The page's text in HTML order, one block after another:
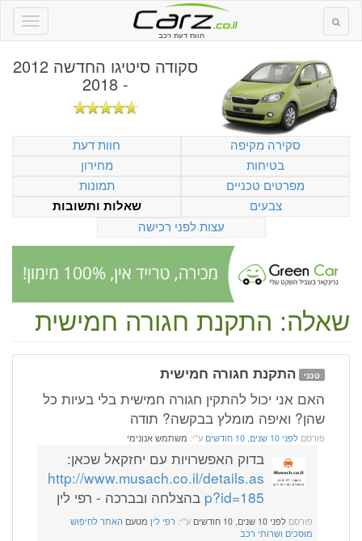
חוות דעת רכב
סקודה סיטיגו החדשה 2012
- 2018
סקירה מקיפה
חוות דעת
בטיחות
מחירון
מפרטים טכניים
תמונות
צבעים
שאלות ותשובות
עצות לפני רכישה
שאלה: התקנת חגורה חמישית
טכני התקנת חגורה חמישית
האם אני יכול להתקין חגורה חמישית בלי בעיות כל
שהן? ואיפה מומלץ בבקשה? תודה
פורסם לפני 10 שנים, 10 חודשים ע"י: משתמש אנונימי
בדוק האפשרויות עם יחזקאל שכאן:
http://www.musach.co.il/details.as
p?id=185 בהצלחה ובברכה - רפי לין
פורסם לפני 10 שנים, 10 חודשים ע"י: רפי לין מטעם האתר לחיפוש
מוסכים ושרותי רכב